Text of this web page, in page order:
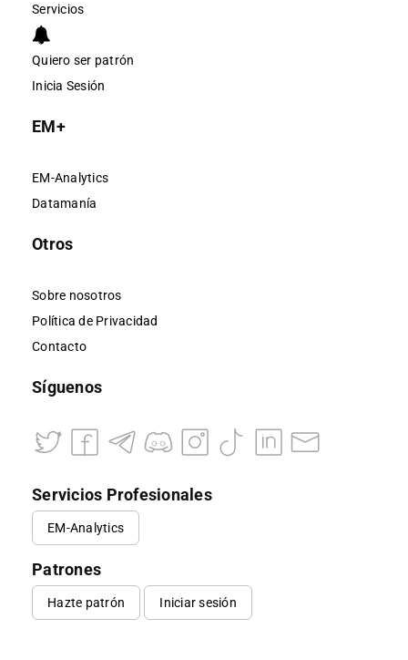
Servicios
Quiero ser patrón
Inicia Sesión
EM+
EM-Analytics
Datamanía
Otros
Sobre nosotros
Política de Privacidad
Contacto
Síguenos
Servicios Profesionales
EM-Analytics
Patrones
Hazte patrón Iniciar sesión